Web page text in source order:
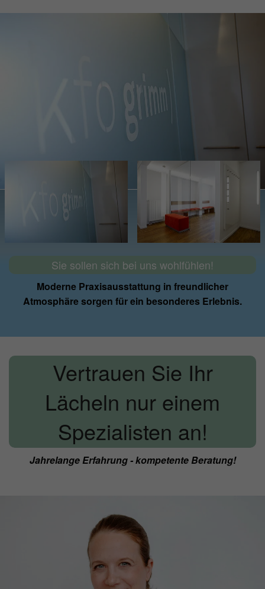
Sie sollen sich bei uns wohlfühlen!
Moderne Praxisausstattung in freundlicher
Atmosphäre sorgen für ein besonderes Erlebnis.
Vertrauen Sie Ihr
Lächeln nur einem
Spezialisten an!
Jahrelange Erfahrung - kompetente Beratung!